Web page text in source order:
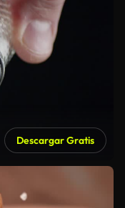
Descargar Gratis